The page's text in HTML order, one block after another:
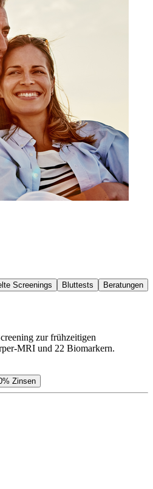
Screenings Bluttests Beratungen
zur frühzeitigen
MRI und 22 Biomarkern.
Zinsen